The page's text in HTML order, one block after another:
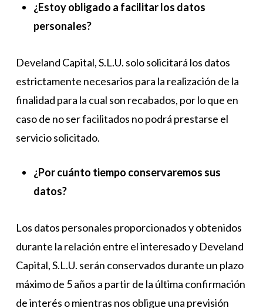
¿Estoy obligado a facilitar los datos
personales?
Develand Capital, S.L.U. solo solicitará los datos
estrictamente necesarios para la realización de la
finalidad para la cual son recabados, por lo que en
caso de no ser facilitados no podrá prestarse el
servicio solicitado.
¿Por cuánto tiempo conservaremos sus
datos?
Los datos personales proporcionados y obtenidos
durante la relación entre el interesado y Develand
Capital, S.L.U. serán conservados durante un plazo
máximo de 5 años a partir de la última confirmación
de interés o mientras nos obligue una previsión